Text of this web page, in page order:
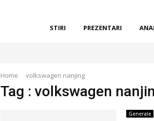
STIRI PREZENTARI
Home volkswagen nanjing
Tag : volkswagen
Generale